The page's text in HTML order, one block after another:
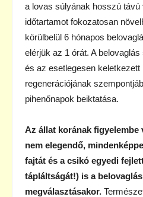
a lovas súlyának hosszú távú
időtartamot fokozatosan
körülbelül 6 hónapos
elérjük az 1 órát. A
és az esetlegesen
regenerációjának
pihenőnapok beiktatása.
Az állat korának figyelembe
nem elegendő,
fajtát és a csikó egyedi
tápláltságát!) is a
megválasztásakor.